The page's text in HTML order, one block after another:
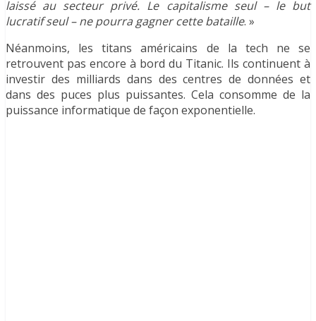
laissé au secteur privé. Le capitalisme seul – le but
lucratif seul – ne pourra gagner cette bataille. »
Néanmoins, les titans américains de la tech ne se
retrouvent pas encore à bord du Titanic. Ils continuent à
investir des milliards dans des centres de données et
dans des puces plus puissantes. Cela consomme de la
puissance informatique de façon exponentielle.